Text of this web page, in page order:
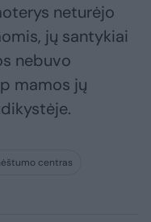
neturėjo
jų santykiai
nebuvo
mamos jų
centras